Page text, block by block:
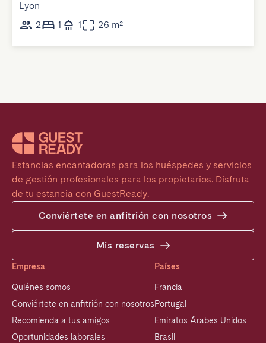
Lyon
2
1 1 26 m²
Estancias encantadoras para los huéspedes y servicios
de gestión profesionales para los propietarios. Disfruta
de tu estancia con GuestReady.
Conviértete en anfitrión con nosotros
Mis reservas
Empresa
Quiénes somos
Conviértete en anfitrión con nosotros
Recomienda a tus amigos
Oportunidades laborales
Países
Francia
Portugal
Emiratos Árabes Unidos
Brasil